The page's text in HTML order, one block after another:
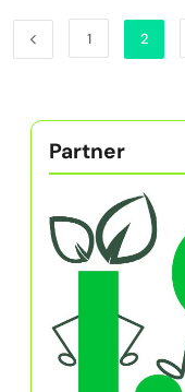
1 2
Partner